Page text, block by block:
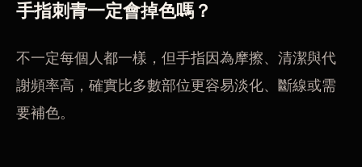
手指刺青一定會掉色嗎？
不一定每個人都一樣，但手指因為摩擦、清潔與代
謝頻率高，確實比多數部位更容易淡化、斷線或需
要補色。